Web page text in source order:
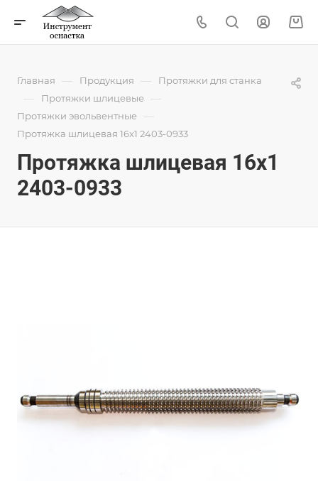
Главная — Продукция — Протяжки для станка
— Протяжки шлицевые —
Протяжки эвольвентные —
Протяжка шлицевая 16x1 2403-0933
Протяжка шлицевая 16x1
2403-0933